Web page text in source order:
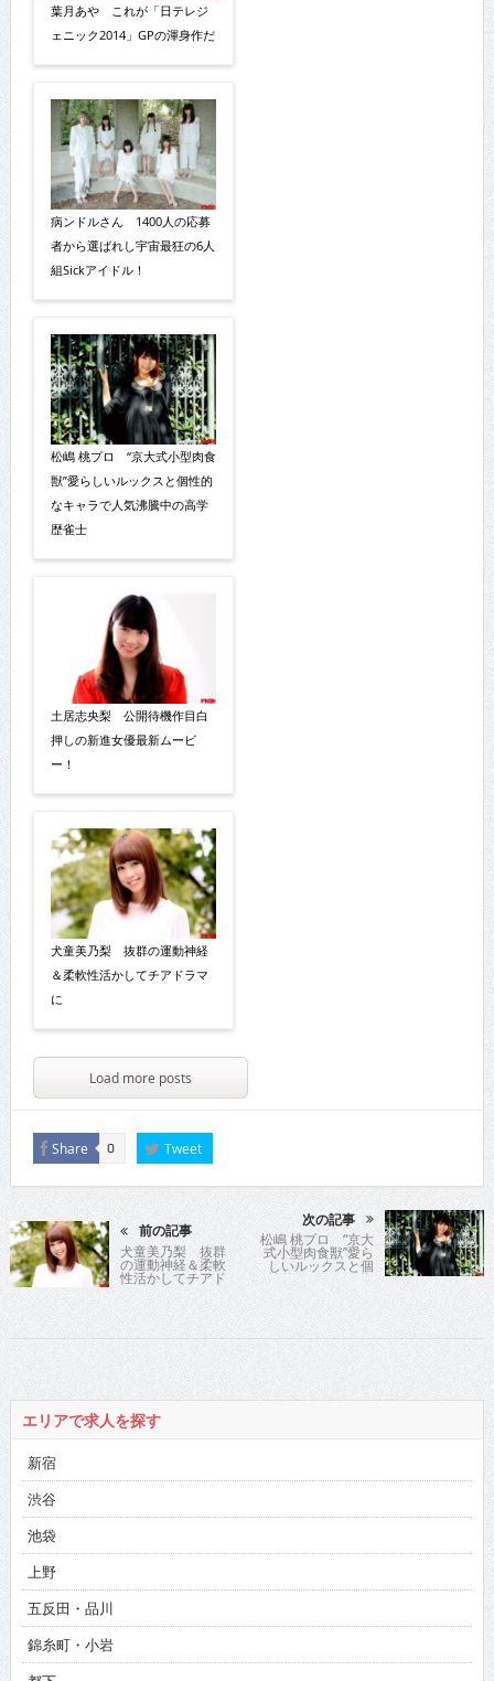
葉月あや これが「日テレジ
ェニック2014」GPの渾身作だ
病ンドルさん 1400人の応募
者から選ばれし宇宙最狂の6人
組Sickアイドル！
松嶋 桃プロ “京大式小型肉食
獣”愛らしいルックスと個性的
なキャラで人気沸騰中の高学
歴雀士
土居志央梨 公開待機作目白
押しの新進女優最新ムービ
ー！
犬童美乃梨 抜群の運動神経
＆柔軟性活かしてチアドラマ
に
Load more posts
Share 0 Tweet
前の記事
犬童美乃梨 抜群
の運動神経＆柔軟
性活かしてチアド
ラマに
次の記事
松嶋 桃プロ “京大
式小型肉食獣”愛ら
しいルックスと個
性的なキャラで人
気沸騰中の高学歴
雀士
エリアで求人を探す
新宿
渋谷
池袋
上野
五反田・品川
錦糸町・小岩